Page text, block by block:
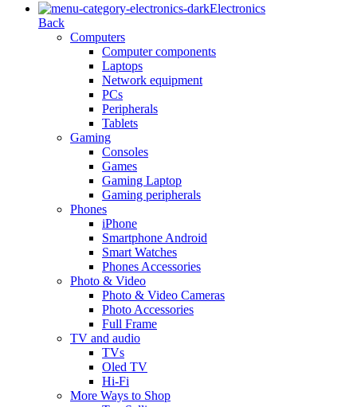
Electronics
Back
Computers
Computer components
Laptops
Network equipment
PCs
Peripherals
Tablets
Gaming
Consoles
Games
Gaming Laptop
Gaming peripherals
Phones
iPhone
Smartphone Android
Smart Watches
Phones Accessories
Photo & Video
Photo & Video Cameras
Photo Accessories
Full Frame
TV and audio
TVs
Oled TV
Hi-Fi
More Ways to Shop